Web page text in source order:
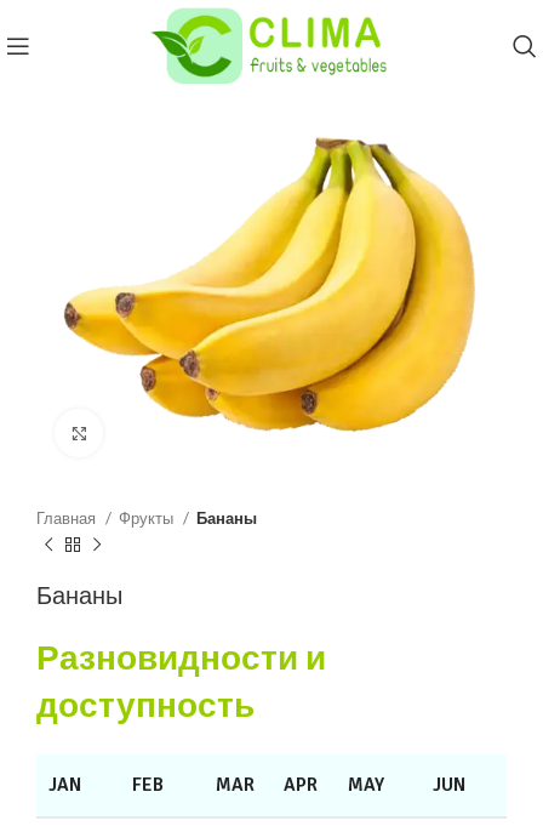
Главная Фрукты Бананы
Бананы
Разновидности и
доступность
JAN FEB MAR APR MAY JUN